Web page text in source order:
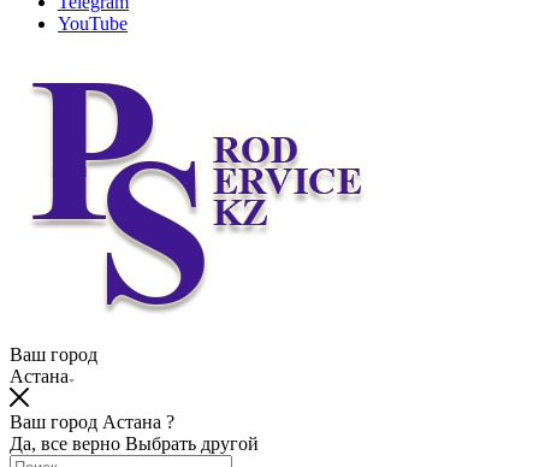
YouTube
Ваш город
Астана
Ваш город Астана ?
Да, все верно Выбрать другой